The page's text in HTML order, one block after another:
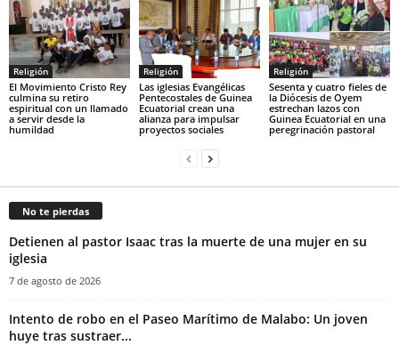
Religión
El Movimiento Cristo Rey
culmina su retiro
espiritual con un llamado
a servir desde la
humildad
Religión
Las iglesias Evangélicas
Pentecostales de Guinea
Ecuatorial crean una
alianza para impulsar
proyectos sociales
Religión
Sesenta y cuatro fieles de
la Diócesis de Oyem
estrechan lazos con
Guinea Ecuatorial en una
peregrinación pastoral
No te pierdas
‎Detienen al pastor Isaac tras la muerte de una mujer en su
iglesia‎
7 de agosto de 2026
Intento de robo en el Paseo Marítimo de Malabo: Un joven
huye tras sustraer...